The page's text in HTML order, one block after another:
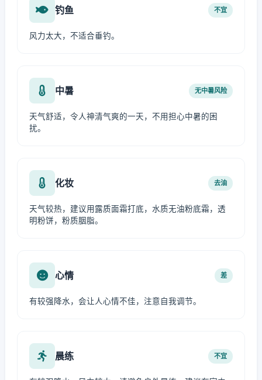
钓鱼 不宜
风力太大，不适合垂钓。
中暑 无中暑风险
天气舒适，令人神清气爽的一天，不用担心中暑的困
扰。
化妆 去油
天气较热，建议用露质面霜打底，水质无油粉底霜，透
明粉饼，粉质胭脂。
心情 差
有较强降水，会让人心情不佳，注意自我调节。
晨练 不宜